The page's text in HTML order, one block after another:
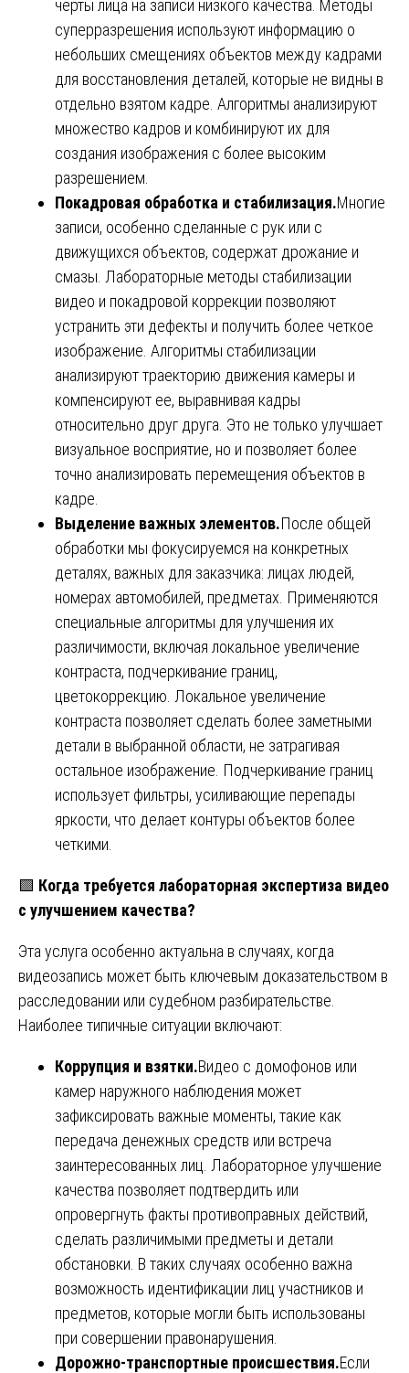
черты лица на записи низкого качества. Методы
суперразрешения используют информацию о
небольших смещениях объектов между кадрами
для восстановления деталей, которые не видны в
отдельно взятом кадре. Алгоритмы анализируют
множество кадров и комбинируют их для
создания изображения с более высоким
разрешением.
Покадровая обработка и стабилизация.Многие
записи, особенно сделанные с рук или с
движущихся объектов, содержат дрожание и
смазы. Лабораторные методы стабилизации
видео и покадровой коррекции позволяют
устранить эти дефекты и получить более четкое
изображение. Алгоритмы стабилизации
анализируют траекторию движения камеры и
компенсируют ее, выравнивая кадры
относительно друг друга. Это не только улучшает
визуальное восприятие, но и позволяет более
точно анализировать перемещения объектов в
кадре.
Выделение важных элементов.После общей
обработки мы фокусируемся на конкретных
деталях, важных для заказчика: лицах людей,
номерах автомобилей, предметах. Применяются
специальные алгоритмы для улучшения их
различимости, включая локальное увеличение
контраста, подчеркивание границ,
цветокоррекцию. Локальное увеличение
контраста позволяет сделать более заметными
детали в выбранной области, не затрагивая
остальное изображение. Подчеркивание границ
использует фильтры, усиливающие перепады
яркости, что делает контуры объектов более
четкими.
🟩 Когда требуется лабораторная экспертиза видео
с улучшением качества?
Эта услуга особенно актуальна в случаях, когда
видеозапись может быть ключевым доказательством в
расследовании или судебном разбирательстве.
Наиболее типичные ситуации включают:
Коррупция и взятки.Видео с домофонов или
камер наружного наблюдения может
зафиксировать важные моменты, такие как
передача денежных средств или встреча
заинтересованных лиц. Лабораторное улучшение
качества позволяет подтвердить или
опровергнуть факты противоправных действий,
сделать различимыми предметы и детали
обстановки. В таких случаях особенно важна
возможность идентификации лиц участников и
предметов, которые могли быть использованы
при совершении правонарушения.
Дорожно-транспортные происшествия.Если